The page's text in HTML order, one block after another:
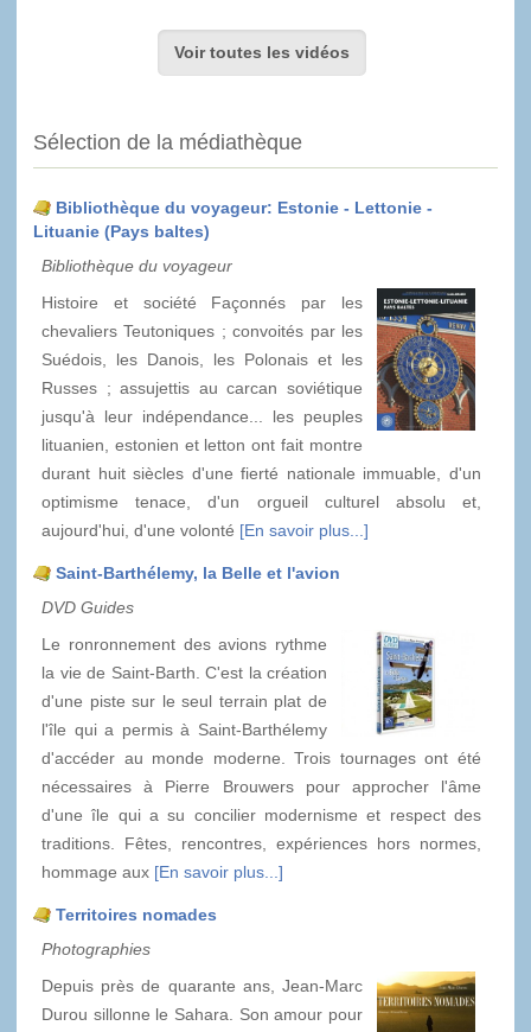
Voir toutes les vidéos
Sélection de la médiathèque
Bibliothèque du voyageur: Estonie - Lettonie -
Lituanie (Pays baltes)
Bibliothèque du voyageur
Histoire et société Façonnés par les
chevaliers Teutoniques ; convoités par les
Suédois, les Danois, les Polonais et les
Russes ; assujettis au carcan soviétique
jusqu'à leur indépendance... les peuples
lituanien, estonien et letton ont fait montre
durant huit siècles d'une fierté nationale immuable, d'un
optimisme tenace, d'un orgueil culturel absolu et,
aujourd'hui, d'une volonté [En savoir plus...]
Saint-Barthélemy, la Belle et l'avion
DVD Guides
Le ronronnement des avions rythme
la vie de Saint-Barth. C'est la création
d'une piste sur le seul terrain plat de
l'île qui a permis à Saint-Barthélemy
d'accéder au monde moderne. Trois tournages ont été
nécessaires à Pierre Brouwers pour approcher l'âme
d'une île qui a su concilier modernisme et respect des
traditions. Fêtes, rencontres, expériences hors normes,
hommage aux [En savoir plus...]
Territoires nomades
Photographies
Depuis près de quarante ans, Jean-Marc
Durou sillonne le Sahara. Son amour pour